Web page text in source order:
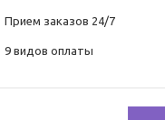
Прием заказов 24/7
9 видов оплаты